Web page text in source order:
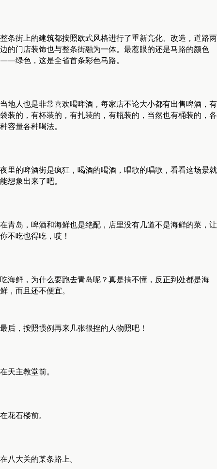
整条街上的建筑都按照欧式风格进行了重新亮化、改造，道路两
边的门店装饰也与整条街融为一体。最惹眼的还是马路的颜色
——绿色，这是全省首条彩色马路。
当地人也是非常喜欢喝啤酒，每家店不论大小都有出售啤酒，有
袋装的，有杯装的，有扎装的，有瓶装的，当然也有桶装的，各
种容量各种喝法。
夜里的啤酒街是疯狂，喝酒的喝酒，唱歌的唱歌，看看这场景就
能想象出来了吧。
在青岛，啤酒和海鲜也是绝配，店里没有几道不是海鲜的菜，让
你不吃也得吃，哎！
吃海鲜，为什么要跑去青岛呢？真是搞不懂，反正到处都是海
鲜，而且还不便宜。
最后，按照惯例再来几张很挫的人物照吧！
在天主教堂前。
在花石楼前。
在八大关的某条路上。